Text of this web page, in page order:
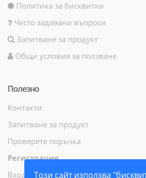
Този сайт използва
Политика за бисквитки
Често задавани въпроси
Запитване за продукт
Общи условия за ползване
Полезно
Контакти
Запитване за продукт
Проверете поръчка
Регистрация
Вход